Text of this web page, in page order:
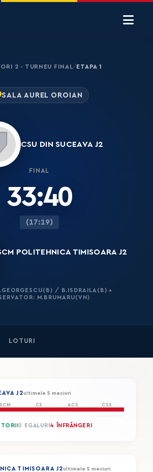
2 - TURNEU FINAL/ETAPA 1
SALA AUREL OROIAN
CSU DIN SUCEAVA J2
FINAL
33:40
(17:19)
POLITEHNICA TIMISOARA J2
/ B.ISDRAILA(B) •
M.BRUMARU(VN)
LOTURI
J2ultimele 5 meciuri
SCM CS ACS CSS
0 EGALURI 4 ÎNFRÂNGERI
TIMISOARA J2ultimele 5 meciuri